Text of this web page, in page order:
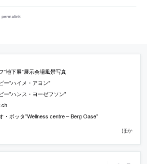
permalink
”地下展”展示会場風景写真
ー”ハイメ・アヨン”
ー”ハンス・ヨーゼフソン”
・ボッタ”Wellness centre – Berg Oase”
ほか